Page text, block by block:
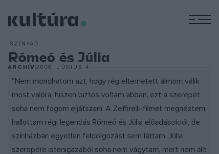
SZÍNPAD
Rómeó és Júlia
ARCHÍV2006. JÚNIUS 4.
"Nem mondhatom azt, hogy rég eltemetett álmom válik
most valóra, hiszen biztos voltam abban, ezt a szerepet
soha nem fogom eljátszani. A Zeffirelli-filmet megnéztem,
hallottam régi legendás Rómeó és Júlia előadásokról, de
színházban egyetlen feldolgozást sem láttam. Júlia
szerepére istenigazából soha nem vágytam, mert nem állt